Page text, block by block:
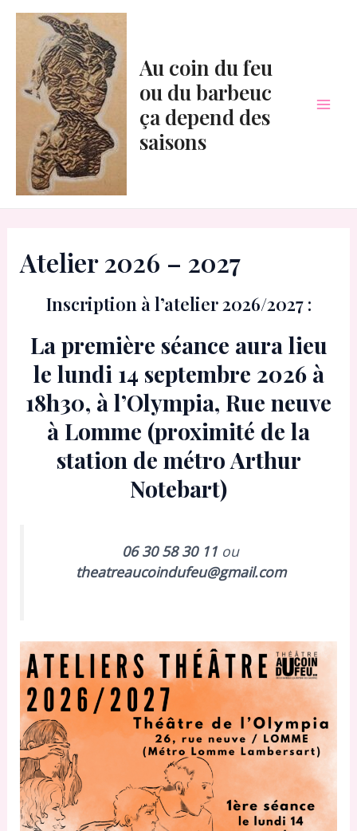
Aller
contenu
Au coin du feu
ou du barbeuc
ça depend des
saisons
Atelier 2026 – 2027
Inscription à l’atelier 2026/2027 :
La première séance aura lieu
le lundi 14 septembre 2026 à
18h30, à l’Olympia, Rue neuve
à Lomme (proximité de la
station de métro Arthur
Notebart)
06 30 58 30 11 ou
theatreaucoindufeu@gmail.com